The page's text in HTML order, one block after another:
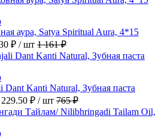
аура, Satya Spiritual Aura, 4*15
₽ / шт 1 161 ₽
Dant Kanti Natural, Зубная паста
229.50 ₽ / шт 765 ₽